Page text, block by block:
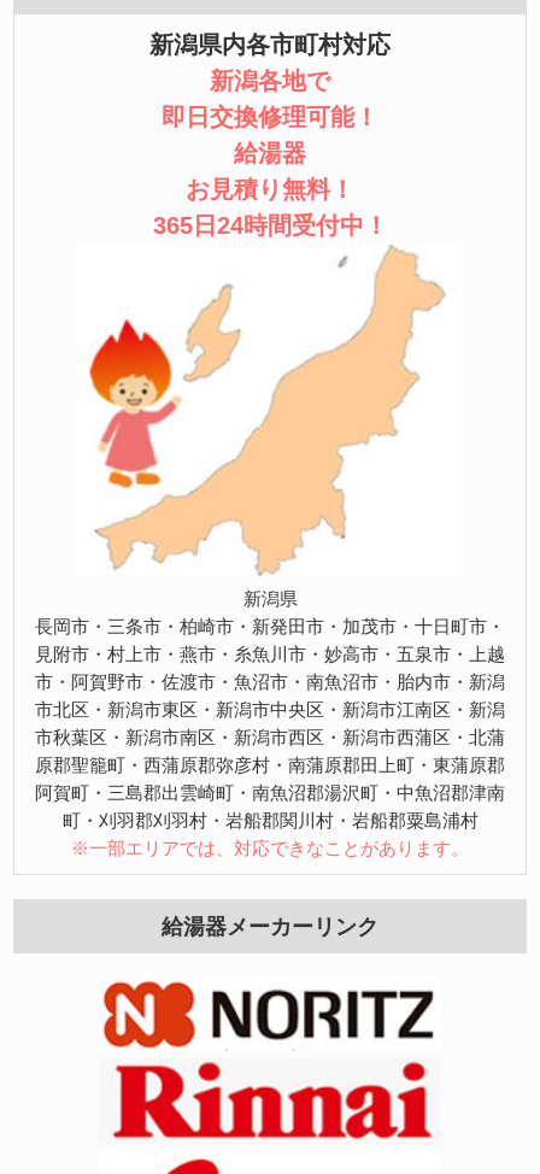
新潟県内各市町村対応
新潟各地で
即日交換修理可能！
給湯器
お見積り無料！
365日24時間受付中！
新潟県
長岡市・三条市・柏崎市・新発田市・加茂市・十日町市・
見附市・村上市・燕市・糸魚川市・妙高市・五泉市・上越
市・阿賀野市・佐渡市・魚沼市・南魚沼市・胎内市・新潟
市北区・新潟市東区・新潟市中央区・新潟市江南区・新潟
市秋葉区・新潟市南区・新潟市西区・新潟市西蒲区・北蒲
原郡聖籠町・西蒲原郡弥彦村・南蒲原郡田上町・東蒲原郡
阿賀町・三島郡出雲崎町・南魚沼郡湯沢町・中魚沼郡津南
町・刈羽郡刈羽村・岩船郡関川村・岩船郡粟島浦村
※一部エリアでは、対応できなことがあります。
給湯器メーカーリンク